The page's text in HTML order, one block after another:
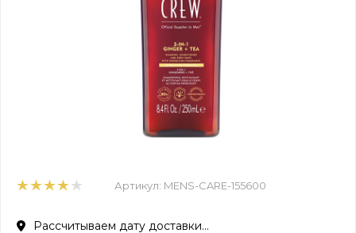
Артикул: MENS-CARE-155600
Рассчитываем дату доставки...